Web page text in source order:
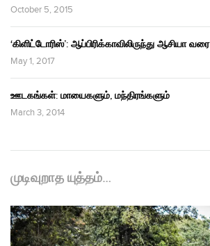
October 5, 2015
‘கிளிட்டோரிஸ்’: ஆப்பிரிக்காவிலிருந்து ஆசியா வரை
May 1, 2017
ஊடகங்கள்: மாயைகளும், மந்திரங்களும்
March 3, 2014
முடிவுறாத யுத்தம்…